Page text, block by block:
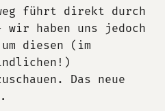
führt direkt durch
wir haben uns jedoch
diesen (im
Das neue